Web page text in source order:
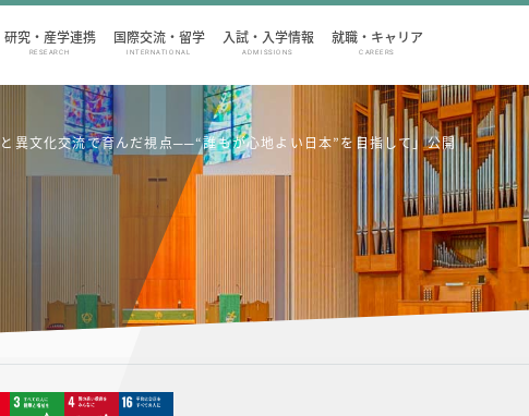
研究・産学連携
RESEARCH
国際交流・留学
INTERNATIONAL
入試・入学情報
ADMISSIONS
就職・キャリア
CAREERS
異文化交流で育んだ視点──“誰もが心地よい日本”を目指して」公開